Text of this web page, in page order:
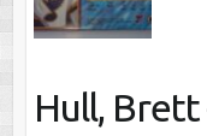
Hull, Brett